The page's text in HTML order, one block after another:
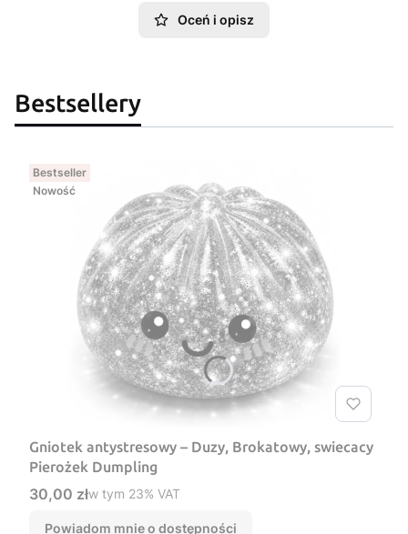
Oceń i opisz
Bestsellery
Bestseller
Nowość
Gniotek antystresowy – Duzy, Brokatowy, swiecacy
Pierożek Dumpling
Cena brutto
30,00 złw tym %s VAT
w tym 23% VAT
Powiadom mnie o dostępności